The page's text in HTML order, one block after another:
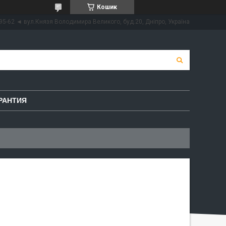
Кошик
62 ◄ вул.Князя Володимира Великого, буд.20, Дніпро, Україна